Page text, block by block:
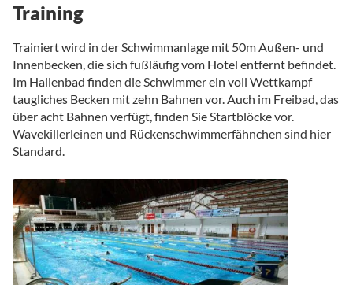
Training
Trainiert wird in der Schwimmanlage mit 50m Außen- und
Innenbecken, die sich fußläufig vom Hotel entfernt befindet.
Im Hallenbad finden die Schwimmer ein voll Wettkampf
taugliches Becken mit zehn Bahnen vor. Auch im Freibad, das
über acht Bahnen verfügt, finden Sie Startblöcke vor.
Wavekillerleinen und Rückenschwimmerfähnchen sind hier
Standard.